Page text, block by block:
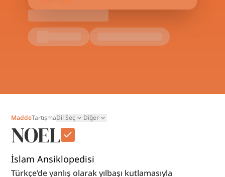
MaddeTartışmaDil Seç Diğer
NOEL
İslam Ansiklopedisi
Türkçe’de yanlış olarak yılbaşı kutlamasıyla